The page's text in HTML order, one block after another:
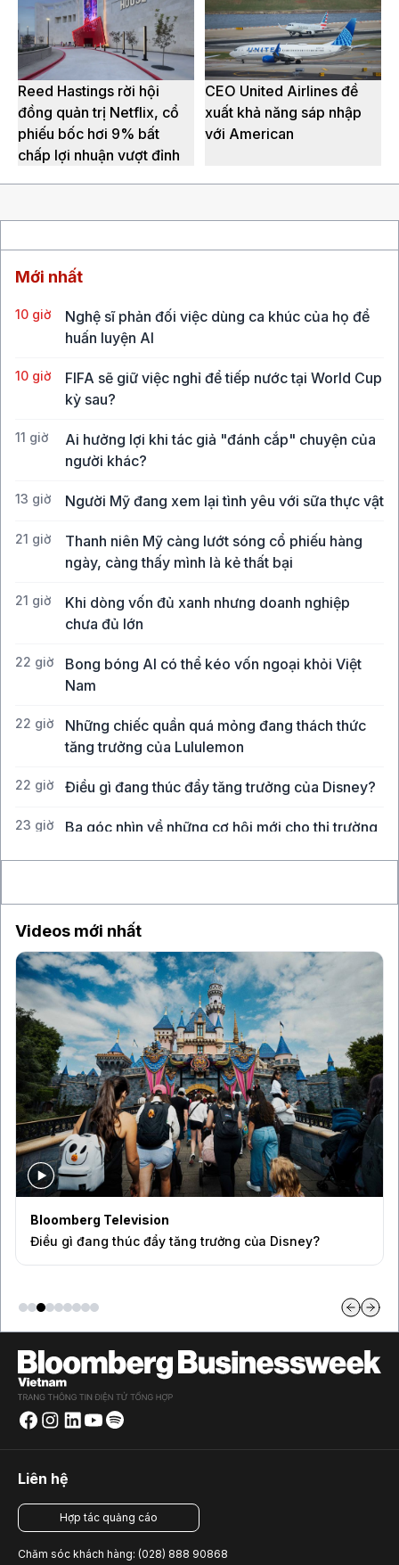
Reed Hastings rời hội
đồng quản trị Netflix, cổ
phiếu bốc hơi 9% bất
chấp lợi nhuận vượt đỉnh
CEO United Airlines đề
xuất khả năng sáp nhập
với American
Mới nhất
10 giờ
Nghệ sĩ phản đối việc dùng ca khúc của họ để
huấn luyện AI
10 giờ
FIFA sẽ giữ việc nghỉ để tiếp nước tại World Cup
kỳ sau?
11 giờ
Ai hưởng lợi khi tác giả "đánh cắp" chuyện của
người khác?
13 giờ Người Mỹ đang xem lại tình yêu với sữa thực vật
21 giờ
Thanh niên Mỹ càng lướt sóng cổ phiếu hàng
ngày, càng thấy mình là kẻ thất bại
21 giờ
Khi dòng vốn đủ xanh nhưng doanh nghiệp
chưa đủ lớn
22 giờ
Bong bóng AI có thể kéo vốn ngoại khỏi Việt
Nam
22 giờ
Những chiếc quần quá mỏng đang thách thức
tăng trưởng của Lululemon
22 giờ Điều gì đang thúc đẩy tăng trưởng của Disney?
23 giờ
Ba góc nhìn về những cơ hội mới cho thị trường
Videos mới nhất
Bloomberg Television
Điều gì đang thúc đẩy tăng trưởng của Disney?
Liên hệ
Hợp tác quảng cáo
Chăm sóc khách hàng: (028) 888 90868